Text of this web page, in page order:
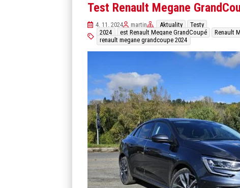
Test Renault Megane
4. 11. 2024 martin Aktuality
Testy
2024
est Renault Megane GrandCoupé Renault
renault megane grandcoupe 2024